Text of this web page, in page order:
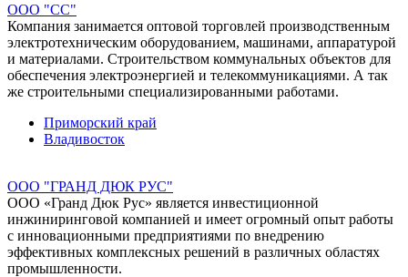
ООО "СС"
Компания занимается оптовой торговлей производственным
электротехническим оборудованием, машинами, аппаратурой
и материалами. Строительством коммунальных объектов для
обеспечения электроэнергией и телекоммуникациями. А так
же строительными специализированными работами.
Приморский край
Владивосток
ООО "ГРАНД ДЮК РУС"
ООО «Гранд Дюк Рус» является инвестиционной
инжиниринговой компанией и имеет огромный опыт работы
с инновационными предприятиями по внедрению
эффективных комплексных решений в различных областях
промышленности.